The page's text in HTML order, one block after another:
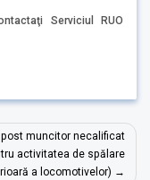
Serviciul RUO
muncitor necalificat
activitatea de spălare
a locomotivelor)